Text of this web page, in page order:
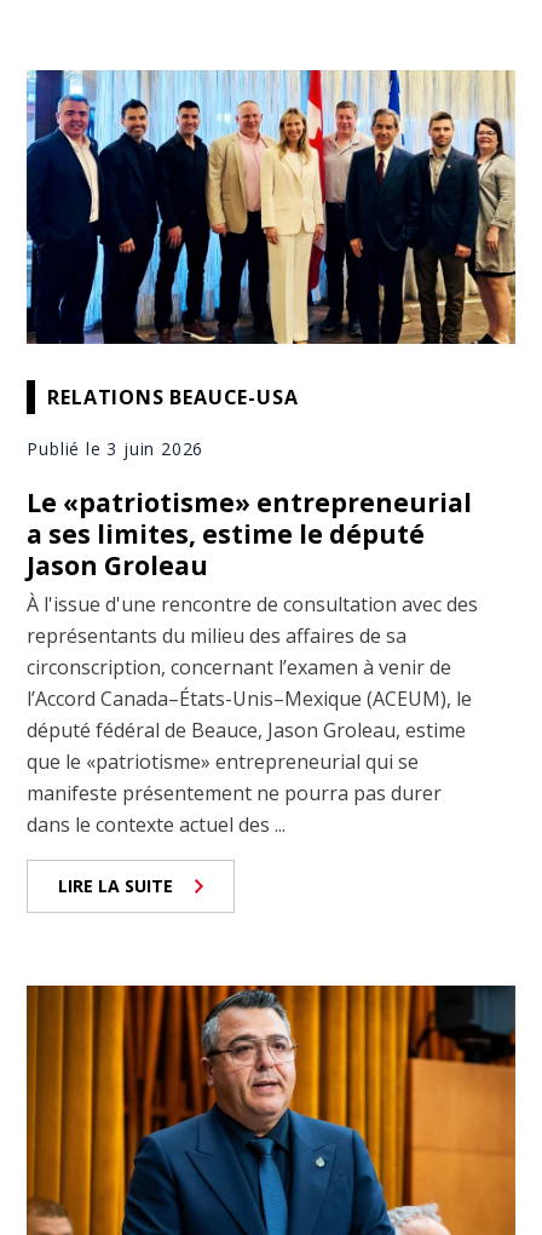
RELATIONS BEAUCE-USA
Publié le 3 juin 2026
Le «patriotisme» entrepreneurial
a ses limites, estime le député
Jason Groleau
À l'issue d'une rencontre de consultation avec des
représentants du milieu des affaires de sa
circonscription, concernant l’examen à venir de
l’Accord Canada–États-Unis–Mexique (ACEUM), le
député fédéral de Beauce, Jason Groleau, estime
que le «patriotisme» entrepreneurial qui se
manifeste présentement ne pourra pas durer
dans le contexte actuel des ...
LIRE LA SUITE